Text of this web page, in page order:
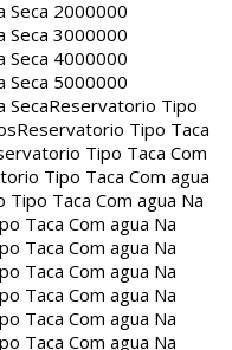
Seca 2000000
Seca 3000000
Seca 4000000
Seca 5000000
SecaReservatorio Tipo
Reservatorio Tipo Taca
Tipo Taca Com
Tipo Taca Com agua
Tipo Taca Com agua Na
Taca Com agua Na
Taca Com agua Na
Taca Com agua Na
Taca Com agua Na
Taca Com agua Na
Taca Com agua Na